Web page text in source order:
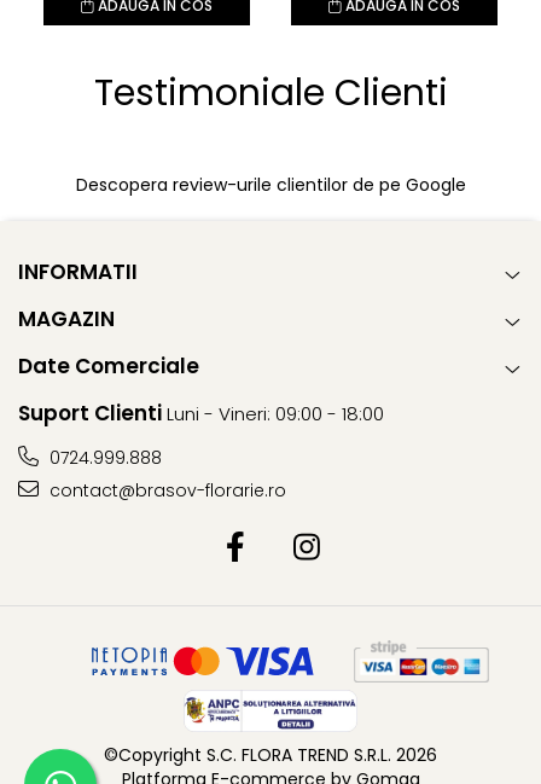
ADAUGA IN COS ADAUGA IN COS
Testimoniale Clienti
Descopera review-urile clientilor de pe Google
INFORMATII
MAGAZIN
Date Comerciale
Suport ClientiLuni - Vineri: 09:00 - 18:00
0724.999.888
contact@brasov-florarie.ro
©Copyright S.C. FLORA TREND S.R.L. 2026